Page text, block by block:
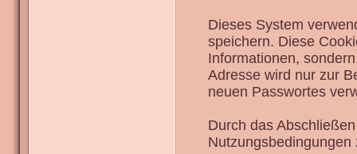
Dieses System
speichern. Diese
Informationen,
Adresse wird nur zur
neuen Passwortes
Durch das
Nutzungsbedingungen